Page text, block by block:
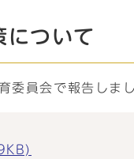
について
員会で報告しまし